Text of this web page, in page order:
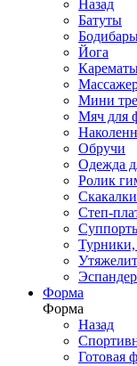
Назад
Батуты
Йога
Мини
Мяч для
Обручи
Одежда
Ролик
Скакалки
Степ-
Турники,
Форма
Форма
Назад
Готовая